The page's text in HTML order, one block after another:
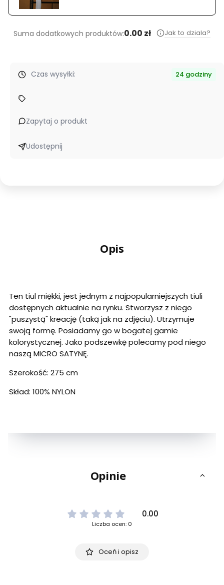
Suma dodatkowych produktów:0.00 zł Jak to dziala?
Czas wysyłki: 24 godziny
Zapytaj o produkt
Udostępnij
Opis
Ten tiul miękki, jest jednym z najpopularniejszych tiuli
dostępnych aktualnie na rynku. Stworzysz z niego
"puszystą" kreację (taką jak na zdjęciu). Utrzymuje
swoją formę. Posiadamy go w bogatej gamie
kolorystycznej. Jako podszewkę polecamy pod niego
naszą MICRO SATYNĘ.
Szerokość: 275 cm
Skład: 100% NYLON
Opinie
0.00
Liczba ocen: 0
Oceń i opisz